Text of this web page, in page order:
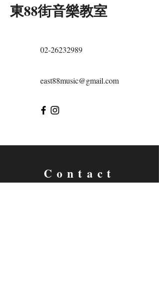
東88街音樂教室
02-26232989
east88music@gmail.com
Contact